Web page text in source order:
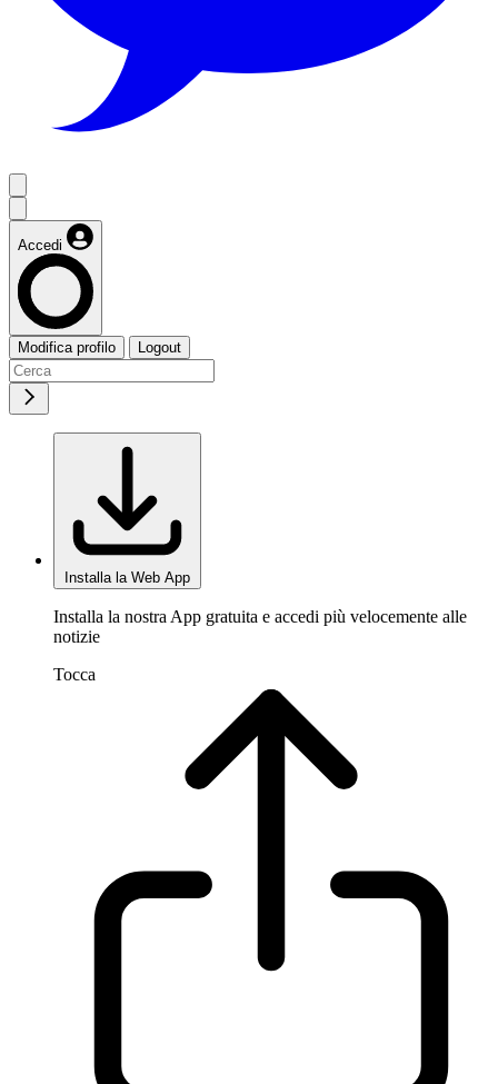
Accedi
Modifica profilo Logout
Installa la Web App
Installa la nostra App gratuita e accedi più velocemente alle
notizie
Tocca